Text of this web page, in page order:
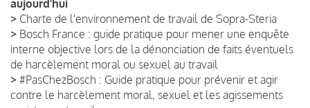
aujourd’hui
> Charte de l'environnement de travail de Sopra-Steria
> Bosch France : guide pratique pour mener une enquête
interne objective lors de la dénonciation de faits éventuels
de harcèlement moral ou sexuel au travail
> #PasChezBosch : Guide pratique pour prévenir et agir
contre le harcèlement moral, sexuel et les agissements